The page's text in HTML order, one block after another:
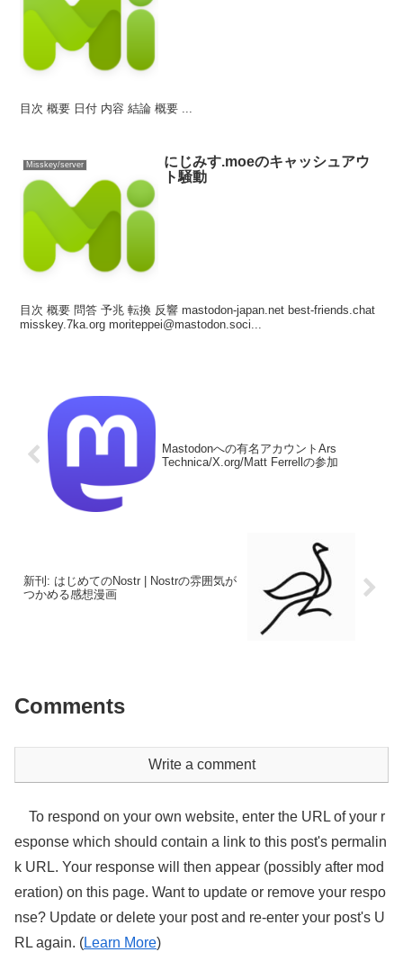
目次 概要 日付 内容 結論 概要 ...
Misskey/server
にじみす.moeのキャッシュアウ
ト騒動
目次 概要 問答 予兆 転換 反響 mastodon-japan.net best-friends.chat
misskey.7ka.org moriteppei@mastodon.soci...
Mastodonへの有名アカウントArs
Technica/X.org/Matt Ferrellの参加
新刊: はじめてのNostr | Nostrの雰囲気が
つかめる感想漫画
Comments
Write a comment
To respond on your own website, enter the URL of your r
esponse which should contain a link to this post's permalin
k URL. Your response will then appear (possibly after mod
eration) on this page. Want to update or remove your respo
nse? Update or delete your post and re-enter your post's U
RL again. (Learn More)